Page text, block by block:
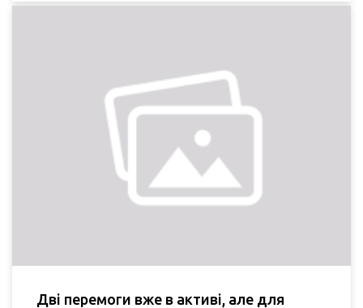
Дві перемоги вже в активі, але для